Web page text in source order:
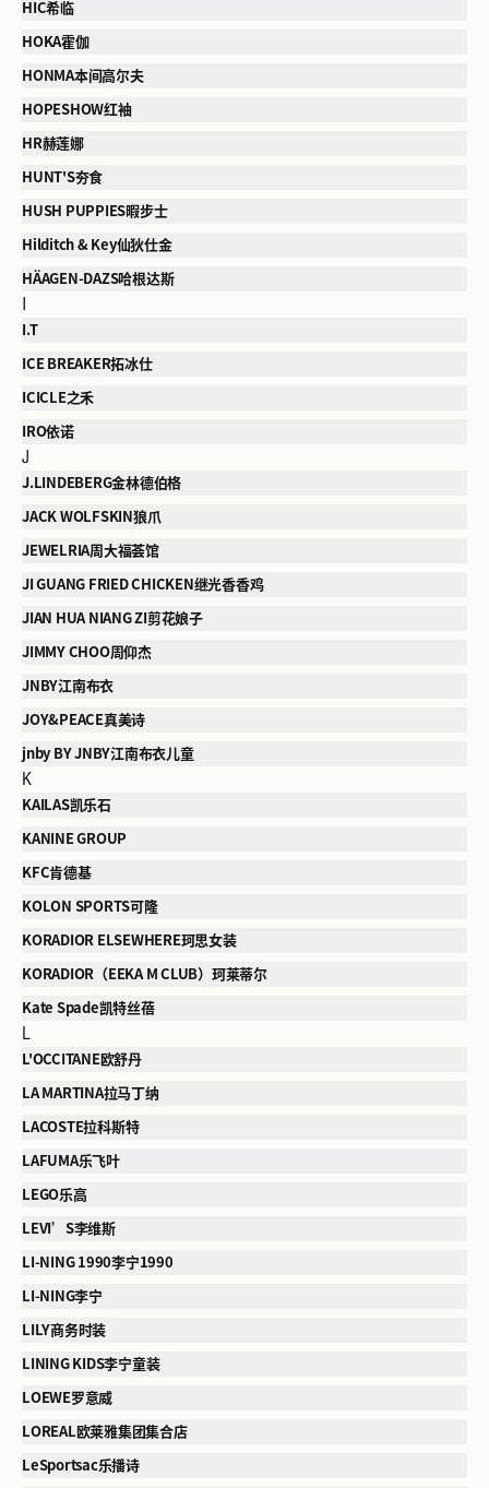
HIC希临
HOKA霍伽
HONMA本间高尔夫
HOPESHOW红袖
HR赫莲娜
HUNT'S夯食
HUSH PUPPIES暇步士
Hilditch & Key仙狄仕金
HÄAGEN-DAZS哈根达斯
I
I.T
ICE BREAKER拓冰仕
ICICLE之禾
IRO依诺
J
J.LINDEBERG金林德伯格
JACK WOLFSKIN狼爪
JEWELRIA周大福荟馆
JI GUANG FRIED CHICKEN继光香香鸡
JIAN HUA NIANG ZI剪花娘子
JIMMY CHOO周仰杰
JNBY江南布衣
JOY&PEACE真美诗
jnby BY JNBY江南布衣儿童
K
KAILAS凯乐石
KANINE GROUP
KFC肯德基
KOLON SPORTS可隆
KORADIOR ELSEWHERE珂思女装
KORADIOR（EEKA M CLUB）珂莱蒂尔
Kate Spade凯特丝蓓
L
L'OCCITANE欧舒丹
LA MARTINA拉马丁纳
LACOSTE拉科斯特
LAFUMA乐飞叶
LEGO乐高
LEVI’S李维斯
LI-NING 1990李宁1990
LI-NING李宁
LILY商务时装
LINING KIDS李宁童装
LOEWE罗意威
LOREAL欧莱雅集团集合店
LeSportsac乐播诗